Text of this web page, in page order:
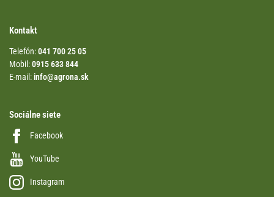
Kontakt
Telefón:041 700 25 05
Mobil:0915 633 844
E-mail:info@agrona.sk
Sociálne siete
Facebook
YouTube
Instagram